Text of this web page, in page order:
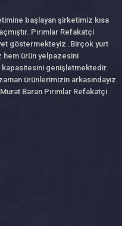
başlayan şirketimiz kısa
Pırımlar Refakatçi
göstermekteyiz .Birçok yurt
hem ürün yelpazesini
genişletmektedir.
ürünlerimizin arkasındayız
Baran Pırımlar Refakatçi